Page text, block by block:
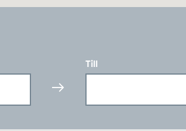
Till